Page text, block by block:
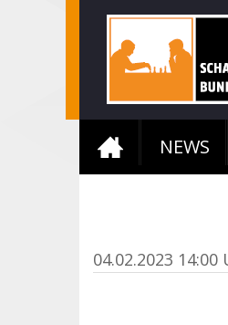
NEWS
04.02.2023 14:00